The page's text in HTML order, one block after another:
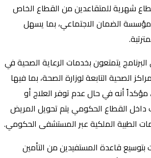
شهرية للمتقاعدين من القطاع الخاص
الضمان الاجتماعي، بما يسهل
يتمتعون بخدمات الرعاية الصحية في
الصحية التابعة لوزارة الصحة، بما فيها
أنه في حال عدم توفر العلاج أو
داخل القطاع الحكومي يتم تحويل المريض
الطبية الملكية عبر المستشفى الحكومي.
بتوسيع قاعدة المستفيدين من التأمين